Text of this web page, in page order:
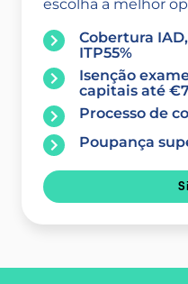
escolha a melhor
Cobertura
ITP55%
Isenção
capitais até
Processo de
Poupança